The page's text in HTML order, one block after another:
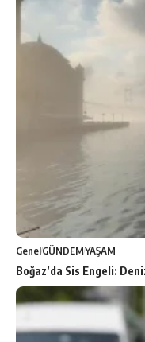
GenelGÜNDEMYAŞAM
Boğaz’da Sis Engeli: